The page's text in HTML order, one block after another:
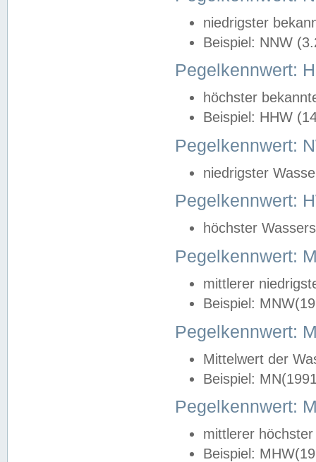
niedrigster
Beispiel: NNW
Pegelkennwert:
höchster
Beispiel: HHW
Pegelkennwert:
niedrigster
Pegelkennwert:
höchster
Pegelkennwert:
mittlerer
Beispiel:
Pegelkennwert:
Mittelwert der
Beispiel:
Pegelkennwert:
mittlerer
Beispiel: